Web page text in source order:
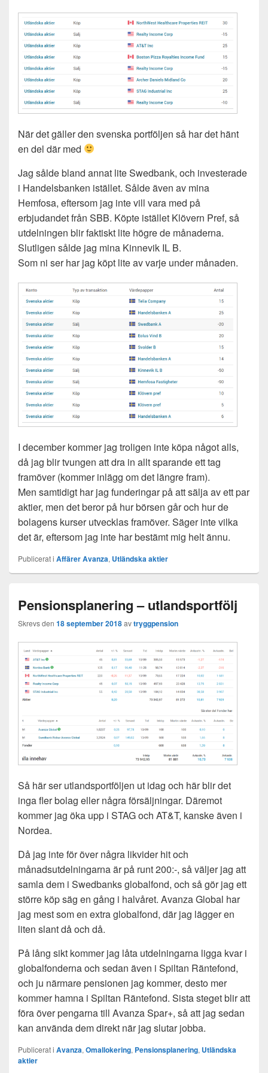
När det gäller den svenska portföljen så har det hänt
en del där med
Jag sålde bland annat lite Swedbank, och investerade
i Handelsbanken istället. Sålde även av mina
Hemfosa, eftersom jag inte vill vara med på
erbjudandet från SBB. Köpte istället Klövern Pref, så
utdelningen blir faktiskt lite högre de månaderna.
Slutligen sålde jag mina Kinnevik IL B.
Som ni ser har jag köpt lite av varje under månaden.
I december kommer jag troligen inte köpa något alls,
då jag blir tvungen att dra in allt sparande ett tag
framöver (kommer inlägg om det längre fram).
Men samtidigt har jag funderingar på att sälja av ett par
aktier, men det beror på hur börsen går och hur de
bolagens kurser utvecklas framöver. Säger inte vilka
det är, eftersom jag inte har bestämt mig helt ännu.
Publicerat i Affärer Avanza, Utländska aktier
Pensionsplanering – utlandsportfölj
Skrevs den 18 september 2018avtryggpension
Så här ser utlandsportföljen ut idag och här blir det
inga fler bolag eller några försäljningar. Däremot
kommer jag öka upp i STAG och AT&T, kanske även i
Nordea.
Då jag inte för över några likvider hit och
månadsutdelningarna är på runt 200:-, så väljer jag att
samla dem i Swedbanks globalfond, och så gör jag ett
större köp säg en gång i halvåret. Avanza Global har
jag mest som en extra globalfond, där jag lägger en
liten slant då och då.
På lång sikt kommer jag låta utdelningarna ligga kvar i
globalfonderna och sedan även i Spiltan Räntefond,
och ju närmare pensionen jag kommer, desto mer
kommer hamna i Spiltan Räntefond. Sista steget blir att
föra över pengarna till Avanza Spar+, så att jag sedan
kan använda dem direkt när jag slutar jobba.
Publicerat i Avanza, Omallokering, Pensionsplanering, Utländska
aktier